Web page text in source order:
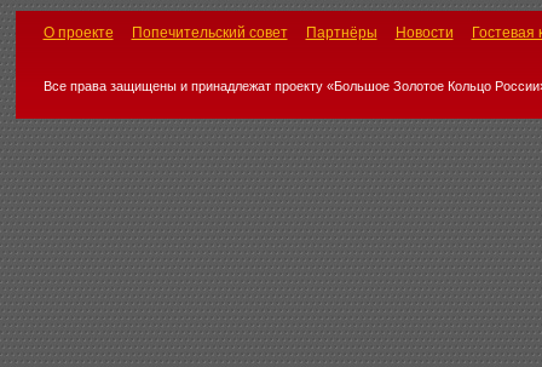
О проекте Попечительский совет Партнёры Новости Гостевая
Все права защищены и принадлежат проекту «Большое Золотое Кольцо